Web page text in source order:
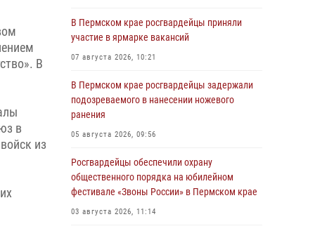
В
в
из
В Пермском крае росгвардейцы приняли
участие в ярмарке вакансий
07 августа 2026, 10:21
В Пермском крае росгвардейцы задержали
подозреваемого в нанесении ножевого
ранения
05 августа 2026, 09:56
Росгвардейцы обеспечили охрану
общественного порядка на юбилейном
фестивале «Звоны России» в Пермском крае
03 августа 2026, 11:14